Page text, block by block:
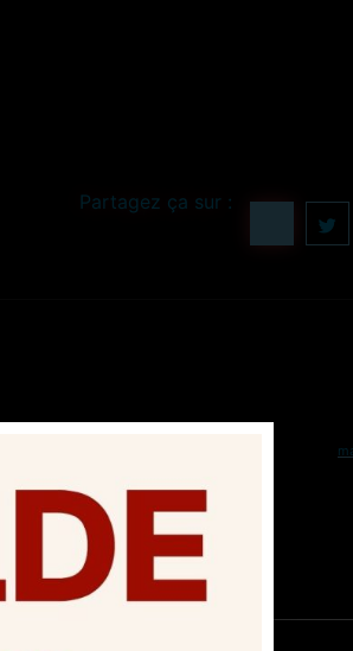
Partagez ça sur :